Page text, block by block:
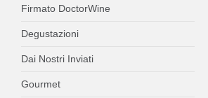
Firmato DoctorWine
Degustazioni
Dai Nostri Inviati
Gourmet